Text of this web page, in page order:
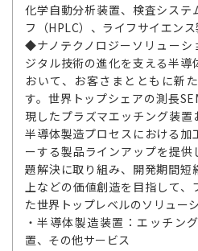
化学自動分析装置、検査システ
フ（HPLC）、ライフサイエン
◆ナノテクノロジーソリュー
ジタル技術の進化を支える半導
おいて、お客さまとともに新
す。世界トップシェアの測長
現したプラズマエッチング装置
半導体製造プロセスにおける加
ーする製品ラインアップを提
題解決に取り組み、開発期間短
上などの価値創造を目指して、
た世界トップレベルのソリュー
・半導体製造装置：エッチン
置、その他サービス